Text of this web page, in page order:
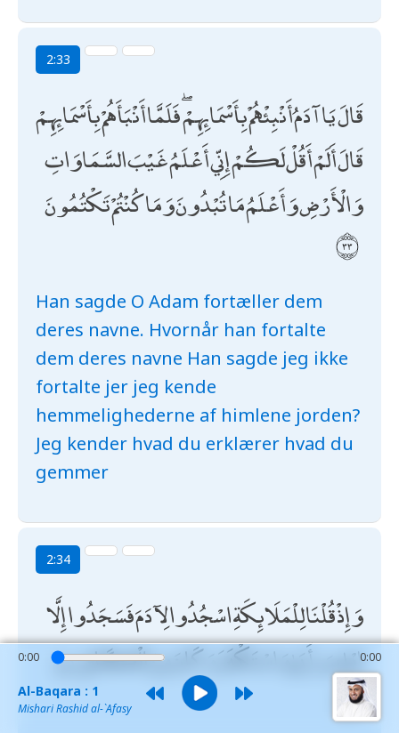
2:33
قَالَ يَا آدَمُ أَنْبِئْهُمْ بِأَسْمَائِهِمْ ۖ فَلَمَّا أَنْبَأَهُمْ بِأَسْمَائِهِمْ
قَالَ أَلَمْ أَقُلْ لَكُمْ إِنِّي أَعْلَمُ غَيْبَ السَّمَاوَاتِ
وَالْأَرْضِ وَأَعْلَمُ مَا تُبْدُونَ وَمَا كُنْتُمْ تَكْتُمُونَ
Han sagde O Adam fortæller dem
deres navne. Hvornår han fortalte
dem deres navne Han sagde jeg ikke
fortalte jer jeg kende
hemmelighederne af himlene jorden?
Jeg kender hvad du erklærer hvad du
gemmer
2:34
وَإِذْ قُلْنَا لِلْمَلَائِكَةِ اسْجُدُوا لِآدَمَ فَسَجَدُوا إِلَّا
إِبْلِيسَ أَبَىٰ وَاسْتَكْبَرَ وَكَانَ مِنَ الْكَافِرِينَ
0:00 0:00
Al-Baqara : 1
Mishari Rashid al-`Afasy